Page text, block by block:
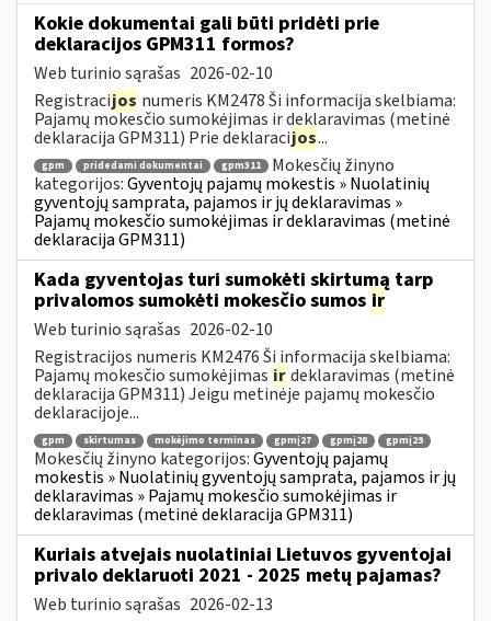
Kokie dokumentai gali būti pridėti prie
deklaracijos GPM311 formos?
Web turinio sąrašas 2026-02-10
Registracijos numeris KM2478 Ši informacija skelbiama:
Pajamų mokesčio sumokėjimas ir deklaravimas (metinė
deklaracija GPM311) Prie deklaracijos...
gpm pridedami dokumentai gpm311
Mokesčių žinyno
kategorijos:Gyventojų pajamų mokestis » Nuolatinių
gyventojų samprata, pajamos ir jų deklaravimas »
Pajamų mokesčio sumokėjimas ir deklaravimas (metinė
deklaracija GPM311)
Kada gyventojas turi sumokėti skirtumą tarp
privalomos sumokėti mokesčio sumos ir
Web turinio sąrašas 2026-02-10
Registracijos numeris KM2476 Ši informacija skelbiama:
Pajamų mokesčio sumokėjimas irdeklaravimas (metinė
deklaracija GPM311) Jeigu metinėje pajamų mokesčio
deklaracijoje...
gpm skirtumas mokėjimo terminas gpmį27 gpmį28 gpmį29
Mokesčių žinyno kategorijos:Gyventojų pajamų
mokestis » Nuolatinių gyventojų samprata, pajamos ir jų
deklaravimas » Pajamų mokesčio sumokėjimas ir
deklaravimas (metinė deklaracija GPM311)
Kuriais atvejais nuolatiniai Lietuvos gyventojai
privalo deklaruoti 2021 - 2025 metų pajamas?
Web turinio sąrašas 2026-02-13